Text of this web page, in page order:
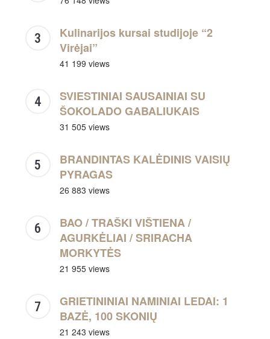
Kulinarijos kursai studijoje “2
Virėjai”
41 199 views
SVIESTINIAI SAUSAINIAI SU
ŠOKOLADO GABALIUKAIS
31 505 views
BRANDINTAS KALĖDINIS VAISIŲ
PYRAGAS
26 883 views
BAO / TRAŠKI VIŠTIENA /
AGURKĖLIAI / SRIRACHA
MORKYTĖS
21 955 views
GRIETININIAI NAMINIAI LEDAI: 1
BAZĖ, 100 SKONIŲ
21 243 views